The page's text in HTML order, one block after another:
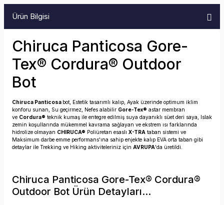
Ürün Bilgisi
Chiruca Panticosa Gore-
Tex® Cordura® Outdoor
Bot
Chiruca Panticosa bot, Estetik tasarımlı kalıp, Ayak üzerinde optimum iklim
konforu sunan, Su geçirmez, Nefes alabilir Gore-Tex® astar membran
ve Cordura® teknik kumaş ile entegre edilmiş suya dayanıklı süet deri saya, Islak
zemin koşullarında mükemmel kavrama sağlayan ve ekstrem ısı farklarında
hidrolize olmayan CHIRUCA® Poliüretan esaslı X-TRA taban sistemi ve
Maksimum darbe emme performans'ına sahip enjekte kalıp EVA orta taban gibi
detaylar ile Trekking ve Hiking aktiviteleriniz için AVRUPA'da üretildi.
Chiruca Panticosa Gore-Tex® Cordura®
Outdoor Bot Ürün Detayları...